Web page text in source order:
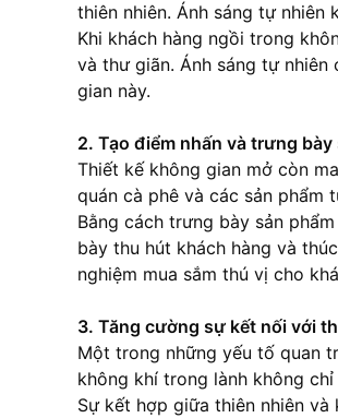
thiên nhiên. Ánh sáng tự
Khi khách hàng ngồi trong
và thư giãn. Ánh sáng tự
gian này.
2. Tạo điểm nhấn và trưng bày
Thiết kế không gian mở còn
quán cà phê và các sản phẩm
Bằng cách trưng bày sản
bày thu hút khách hàng và
nghiệm mua sắm thú vị cho
3. Tăng cường sự kết nối với
Một trong những yếu tố quan
không khí trong lành không
Sự kết hợp giữa thiên nhiên